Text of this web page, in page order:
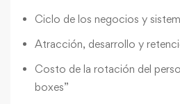
Ciclo de los negocios y
Atracción, desarrollo y
Costo de la rotación del
boxes”